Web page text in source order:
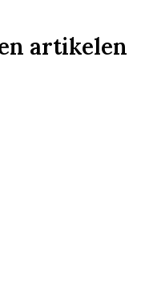
artikelen